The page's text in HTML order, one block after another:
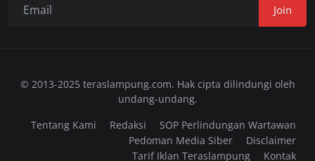
Join
© 2013-2025 teraslampung.com. Hak cipta dilindungi oleh
undang-undang.
Tentang Kami
Redaksi
SOP Perlindungan Wartawan
Pedoman Media Siber
Disclaimer
Tarif Iklan Teraslampung
Kontak